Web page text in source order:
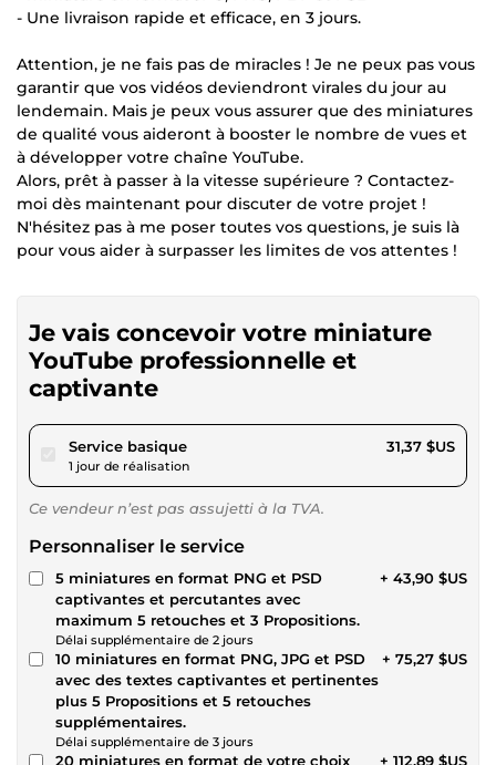
- Une livraison rapide et efficace, en 3 jours.
Attention, je ne fais pas de miracles ! Je ne peux pas vous
garantir que vos vidéos deviendront virales du jour au
lendemain. Mais je peux vous assurer que des miniatures
de qualité vous aideront à booster le nombre de vues et
à développer votre chaîne YouTube.
Alors, prêt à passer à la vitesse supérieure ? Contactez-
moi dès maintenant pour discuter de votre projet !
N'hésitez pas à me poser toutes vos questions, je suis là
pour vous aider à surpasser les limites de vos attentes !
Je vais concevoir votre miniature
YouTube professionnelle et
captivante
Service basiquepour 28,90 $US
1 jour de réalisation
31,37 $US
Ce vendeur n’est pas assujetti à la TVA.
Personnaliser le service
5 miniatures en format PNG et PSD
captivantes et percutantes avec
maximum 5 retouches et 3 Propositions.
Délai supplémentaire de 2 jours
+ 43,90 $US
10 miniatures en format PNG, JPG et PSD
avec des textes captivantes et pertinentes
plus 5 Propositions et 5 retouches
supplémentaires.
Délai supplémentaire de 3 jours
+ 75,27 $US
20 miniatures en format de votre choix + 112,89 $US